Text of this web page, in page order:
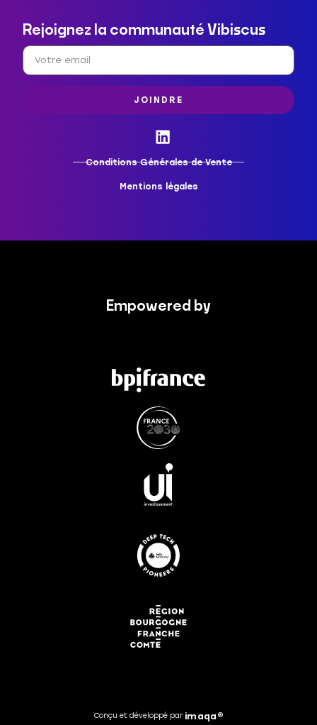
Rejoignez la communauté Vibiscus
JOINDRE
Conditions Générales de Vente
Mentions légales
Empowered by
Conçu et développé par im aqa ®